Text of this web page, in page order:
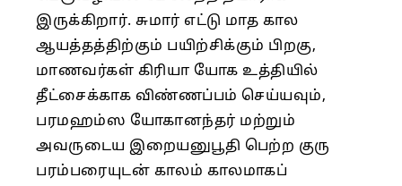
இருக்கிறார். சுமார் எட்டு மாத கால
ஆயத்தத்திற்கும் பயிற்சிக்கும் பிறகு,
மாணவர்கள் கிரியா யோக உத்தியில்
தீட்சைக்காக விண்ணப்பம் செய்யவும்,
பரமஹம்ஸ யோகானந்தர் மற்றும்
அவருடைய இறையனுபூதி பெற்ற குரு
பரம்பரையுடன் காலம் காலமாகப்